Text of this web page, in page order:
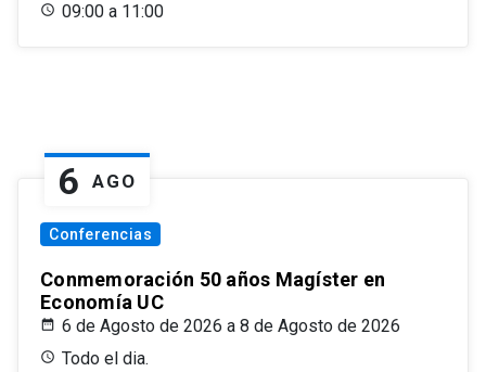
09:00 a 11:00
6 AGO
Conferencias
Conmemoración 50 años Magíster en
Economía UC
6 de Agosto de 2026 a 8 de Agosto de 2026
Todo el dia.